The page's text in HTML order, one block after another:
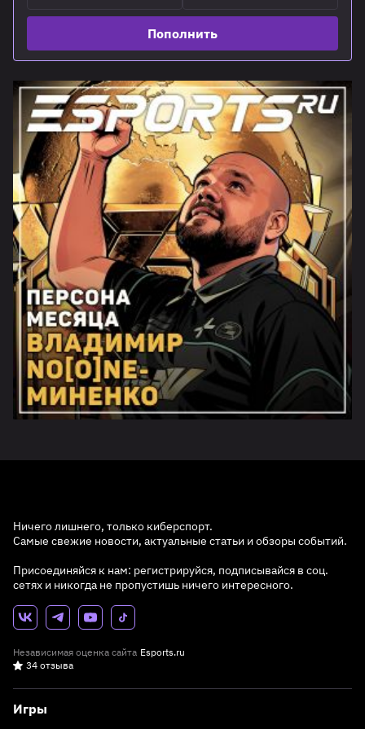
Пополнить
Ничего лишнего, только киберспорт.
Самые свежие новости, актуальные статьи и обзоры событий.
Присоединяйся к нам: регистрируйся, подписывайся в соц.
сетях и никогда не пропустишь ничего интересного.
Независимая оценка сайта Esports.ru
34 отзыва
Игры